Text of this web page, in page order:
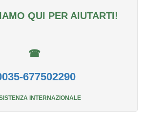
QUI PER AIUTARTI!
☎
677502290
INTERNAZIONALE